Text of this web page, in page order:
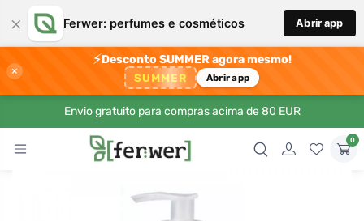
× Ferwer: perfumes e cosméticos Abrir app
×
⚡Desconto SUMMER agora mesmo!
SUMMER Abrir app
Envio gratuito para compras acima de 80 EUR
0